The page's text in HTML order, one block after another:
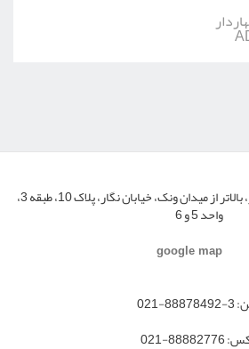
تهران، خیابان ولیعصر، بالاتر از میدان ونک، خیابان نگار، پلاک 10، طبقه 3،
واحد 5 و 6
google map
3-88878492-021
88882776-021